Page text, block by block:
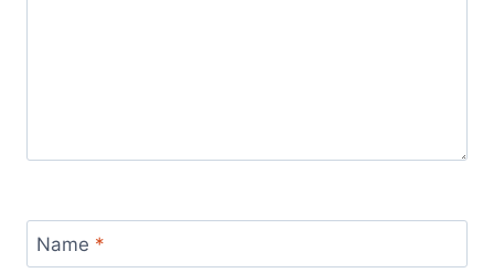
Name *